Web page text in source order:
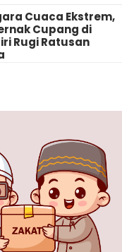
Cuaca Ekstrem,
Cupang di
Rugi Ratusan